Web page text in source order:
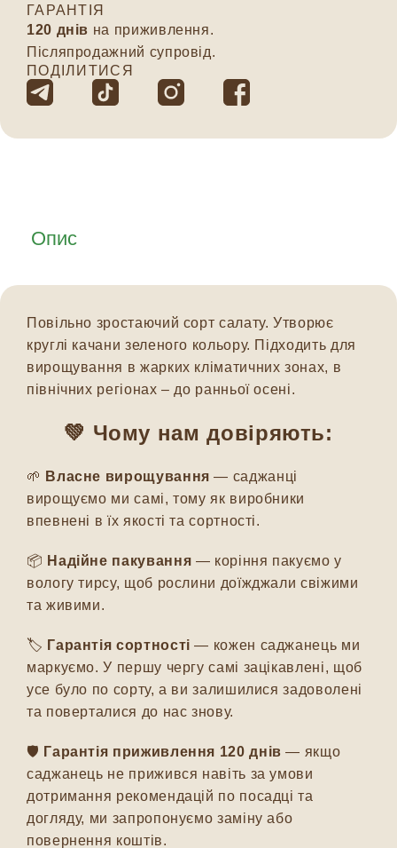
ГАРАНТІЯ
120 днів на приживлення.
Післяпродажний супровід.
ПОДІЛИТИСЯ
Опис
Повільно зростаючий сорт салату. Утворює
круглі качани зеленого кольору. Підходить для
вирощування в жарких кліматичних зонах, в
північних регіонах – до ранньої осені.
💚 Чому нам довіряють:
🌱 Власне вирощування — саджанці
вирощуємо ми самі, тому як виробники
впевнені в їх якості та сортності.
📦 Надійне пакування — коріння пакуємо у
вологу тирсу, щоб рослини доїжджали свіжими
та живими.
🏷️ Гарантія сортності — кожен саджанець ми
маркуємо. У першу чергу самі зацікавлені, щоб
усе було по сорту, а ви залишилися задоволені
та поверталися до нас знову.
🛡️ Гарантія приживлення 120 днів — якщо
саджанець не прижився навіть за умови
дотримання рекомендацій по посадці та
догляду, ми запропонуємо заміну або
повернення коштів.